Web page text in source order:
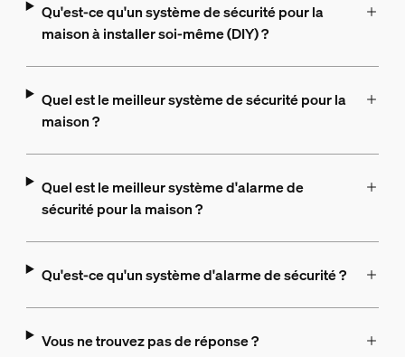
Qu'est-ce qu'un système de sécurité pour la
maison à installer soi-même (DIY) ?
Quel est le meilleur système de sécurité pour la
maison ?
Quel est le meilleur système d'alarme de
sécurité pour la maison ?
Qu'est-ce qu'un système d'alarme de sécurité ?
Vous ne trouvez pas de réponse ?